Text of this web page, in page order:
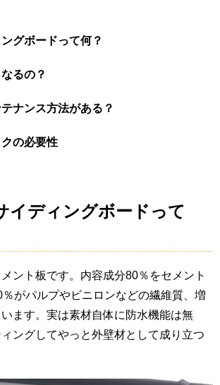
グボードって何？
るの？
ナンス方法がある？
の必要性
イディングボードって
ント板です。内容成分80％をセメント
がパルプやビニロンなどの繊維質、増
ます。実は素材自体に防水機能は無
ングしてやっと外壁材として成り立つ